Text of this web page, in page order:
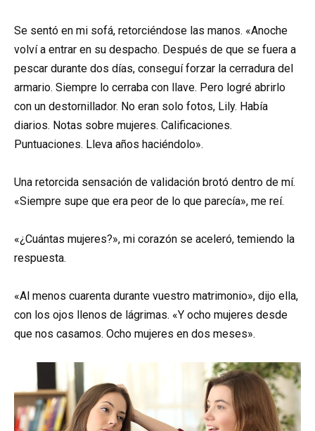
Se sentó en mi sofá, retorciéndose las manos. «Anoche
volví a entrar en su despacho. Después de que se fuera a
pescar durante dos días, conseguí forzar la cerradura del
armario. Siempre lo cerraba con llave. Pero logré abrirlo
con un destornillador. No eran solo fotos, Lily. Había
diarios. Notas sobre mujeres. Calificaciones.
Puntuaciones. Lleva años haciéndolo».
Una retorcida sensación de validación brotó dentro de mí.
«Siempre supe que era peor de lo que parecía», me reí.
«¿Cuántas mujeres?», mi corazón se aceleró, temiendo la
respuesta.
«Al menos cuarenta durante vuestro matrimonio», dijo ella,
con los ojos llenos de lágrimas. «Y ocho mujeres desde
que nos casamos. Ocho mujeres en dos meses».